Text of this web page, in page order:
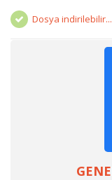
Dosya indirilebilir...